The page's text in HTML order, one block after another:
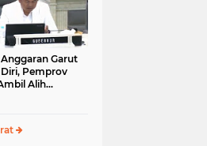
Garut
Pemprov
Alih